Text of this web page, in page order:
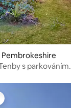
s parkováním.
u hostů